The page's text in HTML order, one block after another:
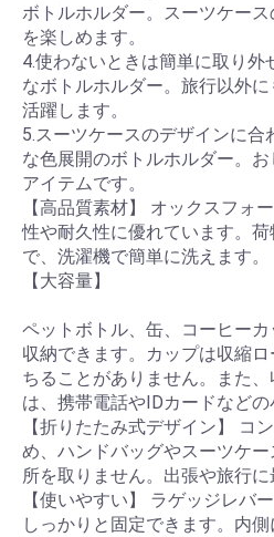
ボトルホルダー。スーツケー
を楽しめます。
4.使わないときは簡単に取り外
なボトルホルダー。旅行以外
活躍します。
5.スーツケースのデザインに
な色展開のボトルホルダー。
アイテムです。
【高品質素材】 オックスフォ
性や耐久性に優れています。
で、洗濯機で簡単に洗えます。
【大容量】
ペットボトル、缶、コーヒー
収納できます。カップは収縮
ちることがありません。また
は、携帯電話やIDカードなどの
【折りたたみ式デザイン】 コ
め、ハンドバッグやスーツケ
所を取りません。出張や旅行に
【使いやすい】 ラゲッジレバ
しっかりと固定できます。内